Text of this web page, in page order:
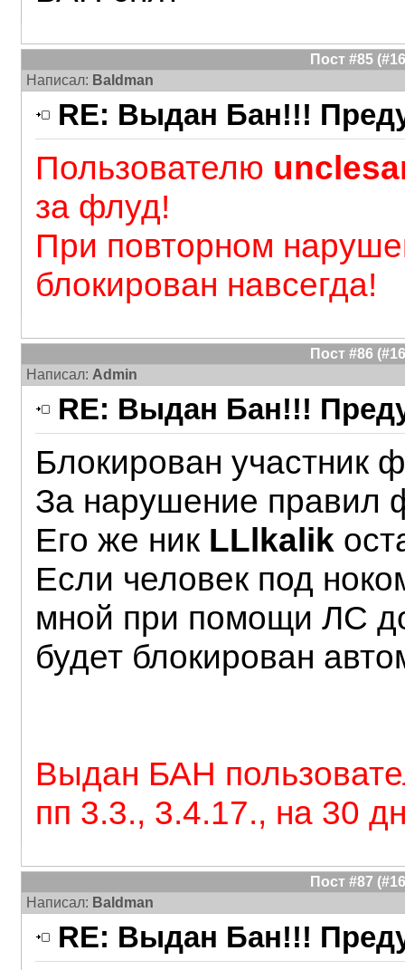
Пост #85
Написал: Baldman
RE: Выдан Бан!!!
Пользователю
за флуд!
При повторном
блокирован навсегда!
Пост #86
Написал: Admin
RE: Выдан Бан!!!
Блокирован участник
За нарушение правил
Его же ник LLlkalik
Если человек под
мной при помощи ЛС
будет блокирован
Выдан БАН
пп 3.3., 3.4.17., на 30
Пост #87
Написал: Baldman
RE: Выдан Бан!!!